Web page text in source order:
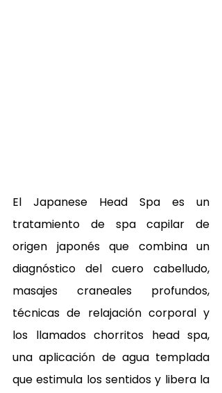
El Japanese Head Spa es un
tratamiento de spa capilar de
origen japonés que combina un
diagnóstico del cuero cabelludo,
masajes craneales profundos,
técnicas de relajación corporal y
los llamados chorritos head spa,
una aplicación de agua templada
que estimula los sentidos y libera la